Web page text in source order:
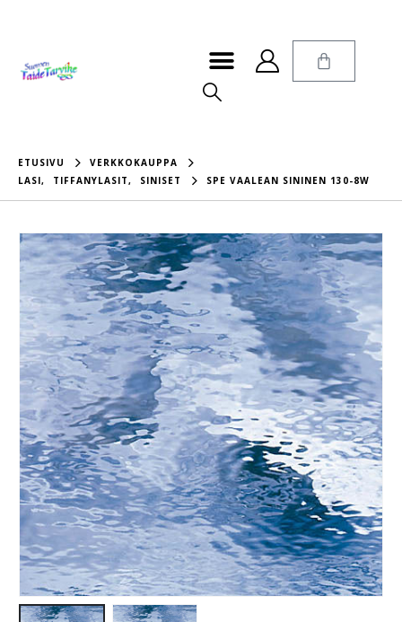
ETUSIVU
VERKKOKAUPPA
LASI, TIFFANYLASIT, SINISET SPE VAALEAN SININEN 130-8W